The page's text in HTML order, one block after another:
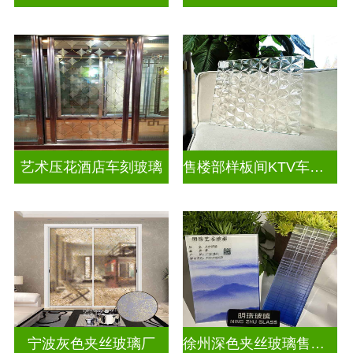
艺术压花酒店车刻玻璃 售楼部样板间KTV车刻玻璃
宁波灰色夹丝玻璃厂 徐州深色夹丝玻璃售价多少钱